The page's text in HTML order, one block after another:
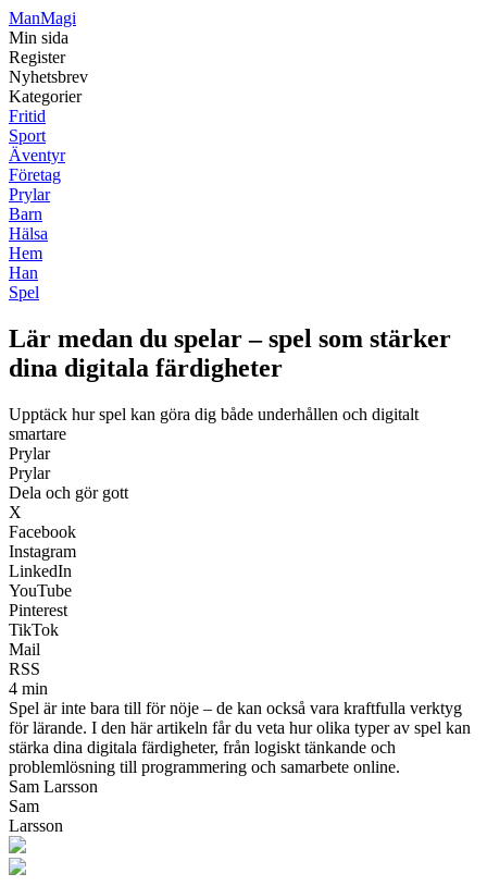
ManMagi
Min sida
Register
Nyhetsbrev
Kategorier
Fritid
Sport
Äventyr
Företag
Prylar
Barn
Hälsa
Hem
Han
Spel
Lär medan du spelar – spel som stärker
dina digitala färdigheter
Upptäck hur spel kan göra dig både underhållen och digitalt
smartare
Prylar
Prylar
Dela och gör gott
X
Facebook
Instagram
LinkedIn
YouTube
Pinterest
TikTok
Mail
RSS
4 min
Spel är inte bara till för nöje – de kan också vara kraftfulla verktyg
för lärande. I den här artikeln får du veta hur olika typer av spel kan
stärka dina digitala färdigheter, från logiskt tänkande och
problemlösning till programmering och samarbete online.
Sam Larsson
Sam
Larsson